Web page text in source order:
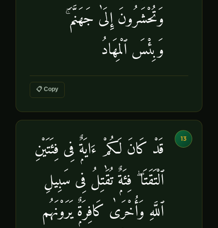
وَتُحْشَرُونَ إِلَىٰ جَهَنَّمَ ۚ
وَبِئْسَ ٱلْمِهَادُ
📋 Copy
13
قَدْ كَانَ لَكُمْ ءَايَةٌۭ فِى فِئَتَيْنِ
ٱلْتَقَتَا ۖ فِئَةٌۭ تُقَٰتِلُ فِى سَبِيلِ
ٱللَّهِ وَأُخْرَىٰ كَافِرَةٌۭ يَرَوْنَهُم